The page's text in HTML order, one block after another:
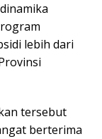
lebih dari
tersebut
berterima